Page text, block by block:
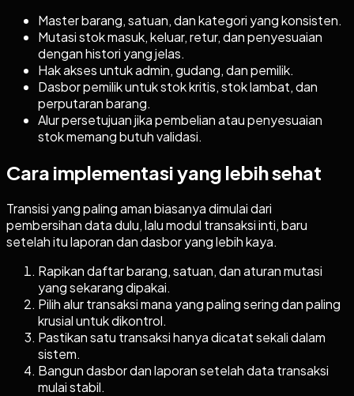
Master barang, satuan, dan kategori yang konsisten.
Mutasi stok masuk, keluar, retur, dan penyesuaian
dengan histori yang jelas.
Hak akses untuk admin, gudang, dan pemilik.
Dasbor pemilik untuk stok kritis, stok lambat, dan
perputaran barang.
Alur persetujuan jika pembelian atau penyesuaian
stok memang butuh validasi.
Cara implementasi yang lebih sehat
Transisi yang paling aman biasanya dimulai dari
pembersihan data dulu, lalu modul transaksi inti, baru
setelah itu laporan dan dasbor yang lebih kaya.
Rapikan daftar barang, satuan, dan aturan mutasi
yang sekarang dipakai.
Pilih alur transaksi mana yang paling sering dan paling
krusial untuk dikontrol.
Pastikan satu transaksi hanya dicatat sekali dalam
sistem.
Bangun dasbor dan laporan setelah data transaksi
mulai stabil.